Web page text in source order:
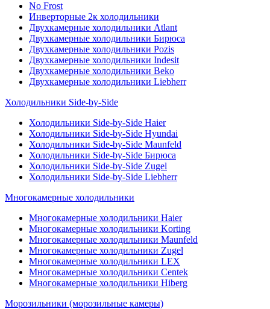
No Frost
Инверторные 2к холодильники
Двухкамерные холодильники Atlant
Двухкамерные холодильники Бирюса
Двухкамерные холодильники Pozis
Двухкамерные холодильники Indesit
Двухкамерные холодильники Beko
Двухкамерные холодильники Liebherr
Холодильники Side-by-Side
Холодильники Side-by-Side Haier
Холодильники Side-by-Side Hyundai
Холодильники Side-by-Side Maunfeld
Холодильники Side-by-Side Бирюса
Холодильники Side-by-Side Zugel
Холодильники Side-by-Side Liebherr
Многокамерные холодильники
Многокамерные холодильники Haier
Многокамерные холодильники Korting
Многокамерные холодильники Maunfeld
Многокамерные холодильники Zugel
Многокамерные холодильники LEX
Многокамерные холодильники Centek
Многокамерные холодильники Hiberg
Морозильники (морозильные камеры)